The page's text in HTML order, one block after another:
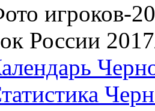
игроков-
России